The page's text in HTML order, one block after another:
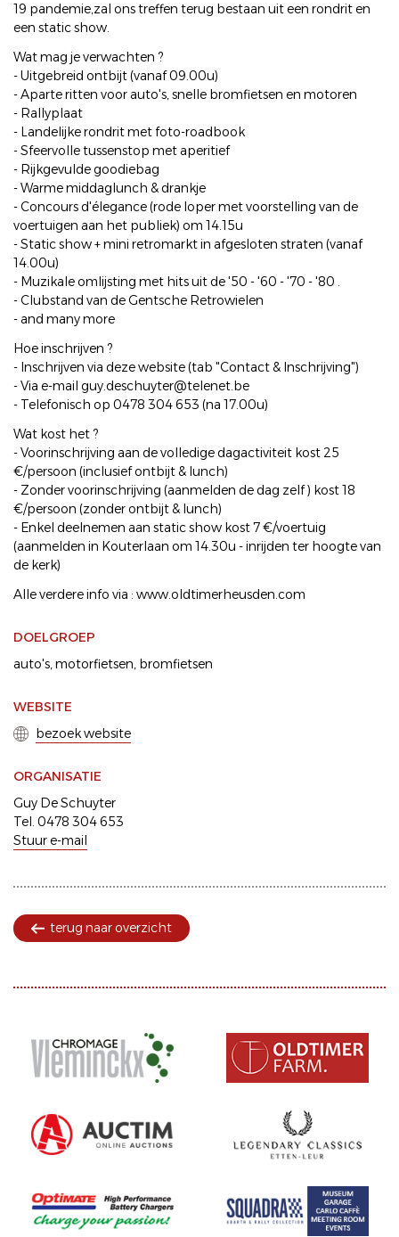
19 pandemie,zal ons treffen terug bestaan uit een rondrit en
een static show.
Wat mag je verwachten ?
- Uitgebreid ontbijt (vanaf 09.00u)
- Aparte ritten voor auto's, snelle bromfietsen en motoren
- Rallyplaat
- Landelijke rondrit met foto-roadbook
- Sfeervolle tussenstop met aperitief
- Rijkgevulde goodiebag
- Warme middaglunch & drankje
- Concours d'élegance (rode loper met voorstelling van de
voertuigen aan het publiek) om 14.15u
- Static show + mini retromarkt in afgesloten straten (vanaf
14.00u)
- Muzikale omlijsting met hits uit de '50 - '60 - '70 - '80 .
- Clubstand van de Gentsche Retrowielen
- and many more
Hoe inschrijven ?
- Inschrijven via deze website (tab "Contact & Inschrijving")
- Via e-mail guy.deschuyter@telenet.be
- Telefonisch op 0478 304 653 (na 17.00u)
Wat kost het ?
- Voorinschrijving aan de volledige dagactiviteit kost 25
€/persoon (inclusief ontbijt & lunch)
- Zonder voorinschrijving (aanmelden de dag zelf ) kost 18
€/persoon (zonder ontbijt & lunch)
- Enkel deelnemen aan static show kost 7 €/voertuig
(aanmelden in Kouterlaan om 14.30u - inrijden ter hoogte van
de kerk)
Alle verdere info via : www.oldtimerheusden.com
DOELGROEP
auto's motorfietsen bromfietsen
WEBSITE
bezoek website
ORGANISATIE
Guy De Schuyter
Tel. 0478 304 653
Stuur e-mail
terug naar overzicht